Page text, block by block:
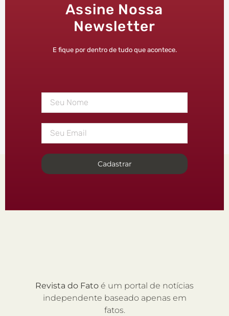
Assine Nossa
Newsletter
E fique por dentro de tudo que acontece.
Cadastrar
Revista do Fato é um portal de notícias
independente baseado apenas em
fatos.